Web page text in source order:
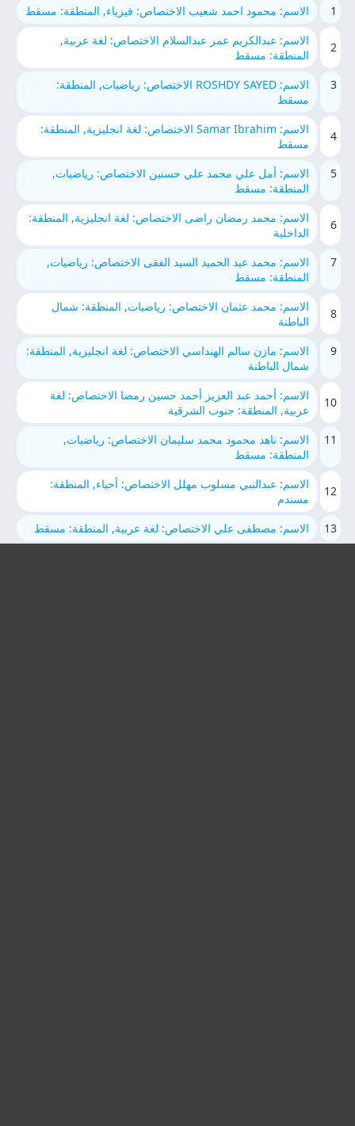
1 الاسم: محمود احمد شعيب الاختصاص: فيزياء, المنطقة: مسقط
2
الاسم: عبدالكريم عمر عبدالسلام الاختصاص: لغة عربية,
المنطقة: مسقط
3
الاسم: ROSHDY SAYED الاختصاص: رياضيات, المنطقة:
مسقط
4
الاسم: Samar Ibrahim الاختصاص: لغة انجليزية, المنطقة:
مسقط
5
الاسم: أمل علي محمد علي حسنين الاختصاص: رياضيات,
المنطقة: مسقط
6
الاسم: محمد رمضان راضى الاختصاص: لغة انجليزية, المنطقة:
الداخلية
7
الاسم: محمد عبد الحميد السيد الفقى الاختصاص: رياضيات,
المنطقة: مسقط
8
الاسم: محمد عثمان الاختصاص: رياضيات, المنطقة: شمال
الباطنة
9
الاسم: مازن سالم الهنداسي الاختصاص: لغة انجليزية, المنطقة:
شمال الباطنة
10
الاسم: أحمد عبد العزيز أحمد حسين رمضا الاختصاص: لغة
عربية, المنطقة: جنوب الشرقية
11
الاسم: ناهد محمود محمد سليمان الاختصاص: رياضيات,
المنطقة: مسقط
12
الاسم: عبدالنبي مسلوب مهلل الاختصاص: أحياء, المنطقة:
مسندم
13
الاسم: مصطفى علي الاختصاص: لغة عربية, المنطقة: مسقط